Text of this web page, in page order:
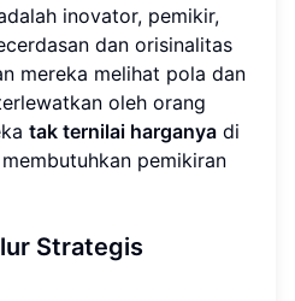
inovator, pemikir,
dan orisinalitas
mereka melihat pola dan
oleh orang
tak ternilai harganya di
pemikiran
Strategis